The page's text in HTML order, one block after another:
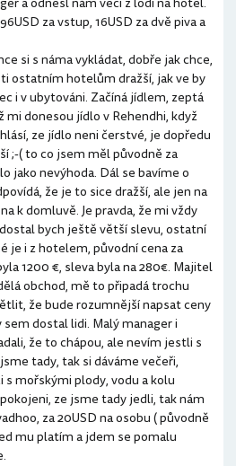
za vstup, 16USD za dvě piva a
si s náma vykládat, dobře jak chce,
ostatním hotelům dražší, jak ve by
i v ubytováni. Začíná jídlem, zeptá
mi donesou jídlo v Rehendhi, když
ze jídlo neni čerstvé, je dopředu
;-( to co jsem měl původně za
jako nevýhoda. Dál se bavíme o
že je to sice dražší, ale jen na
k domluvě. Je pravda, že mi vždy
bych ještě větší slevu, ostatní
je i z hotelem, původní cena za
1200 €, sleva byla na 280€. Majitel
obchod, mě to připadá trochu
že bude rozumnější napsat ceny
dostal lidi. Malý manager i
že to chápou, ale nevím jestli s
tady, tak si dáváme večeři,
s mořskými plody, vodu a kolu
ze jsme tady jedli, tak nám
za 20USD na osobu ( původně
mu platím a jdem se pomalu